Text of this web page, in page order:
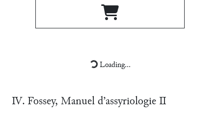
Ⅲ. Palaeography